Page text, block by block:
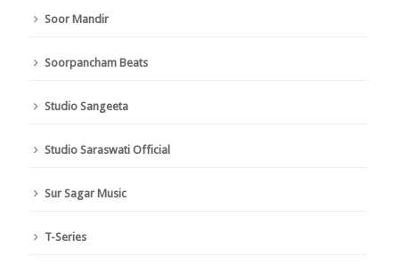
Soor Mandir
Soorpancham Beats
Studio Sangeeta
Studio Saraswati Official
Sur Sagar Music
T-Series